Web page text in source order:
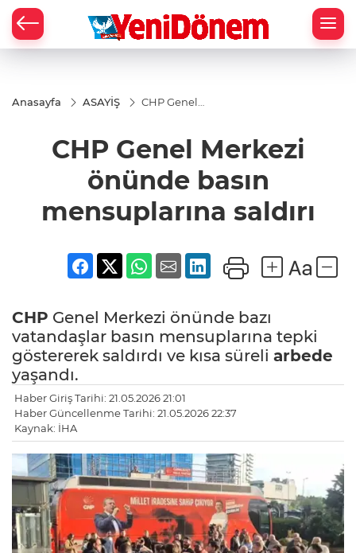
Anasayfa ASAYİŞ
CHP Genel
mensuplarına
saldırı
CHP Genel Merkezi
önünde basın
mensuplarına saldırı
CHP Genel Merkezi önünde bazı
vatandaşlar basın mensuplarına tepki
göstererek saldırdı ve kısa süreli arbede
yaşandı.
Haber Giriş Tarihi: 21.05.2026 21:01
Haber Güncellenme Tarihi: 21.05.2026 22:37
Kaynak: İHA